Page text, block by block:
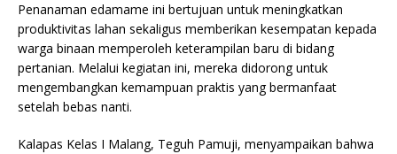
Penanaman edamame ini bertujuan untuk meningkatkan
produktivitas lahan sekaligus memberikan kesempatan kepada
warga binaan memperoleh keterampilan baru di bidang
pertanian. Melalui kegiatan ini, mereka didorong untuk
mengembangkan kemampuan praktis yang bermanfaat
setelah bebas nanti.
Kalapas Kelas I Malang, Teguh Pamuji, menyampaikan bahwa